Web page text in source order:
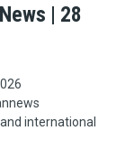
| 28
international